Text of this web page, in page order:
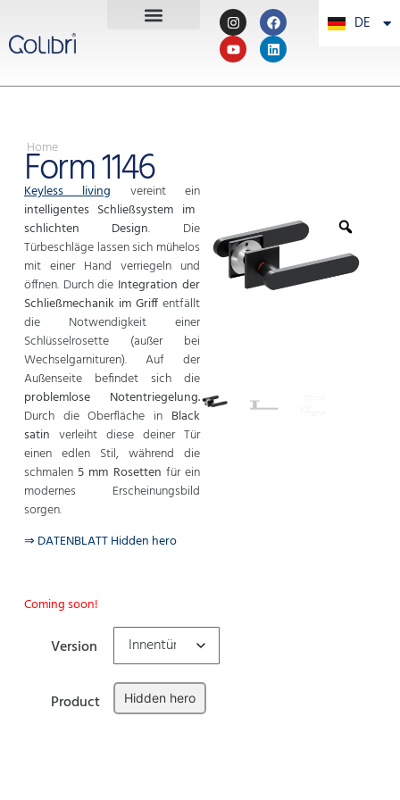
DE
PT
Home
Form 1146
Keyless livingvereint ein
intelligentes Schließsystem im
schlichten Design. Die
Türbeschläge lassen sich mühelos
mit einer Hand verriegeln und
öffnen. Durch die Integration der
Schließmechanik im Griffentfällt
die Notwendigkeit einer
Schlüsselrosette (außer bei
Wechselgarnituren). Auf der
Außenseite befindet sich die
problemlose Notentriegelung.
Durch die Oberfläche in Black
satin verleiht diese deiner Tür
einen edlen Stil, während die
schmalen 5 mm Rosetten für ein
modernes Erscheinungsbild
sorgen.
⇒ DATENBLATT Hidden hero
Coming soon!
Version
Product Hidden hero